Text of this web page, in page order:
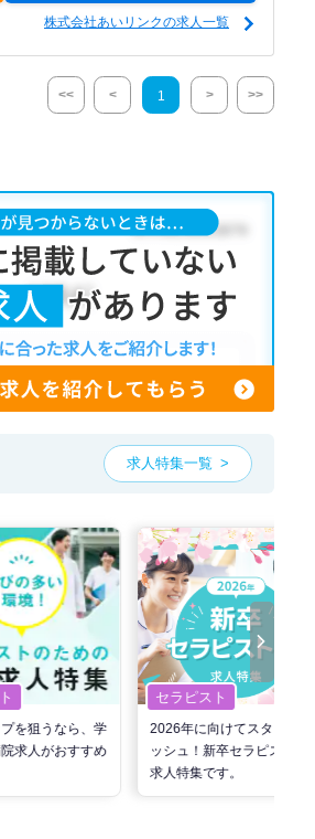
株式会社あいリンクの求人一覧
<< < 1 > >>
求人特集一覧
を狙うなら、学
求人がおすすめ
セラピスト
2026年に向けてスタートダ
ッシュ！新卒セラピスト向け
求人特集です。